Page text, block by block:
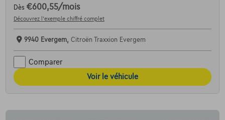
Dès €600,55/mois
Découvrez l’exemple chiffré complet
9940 Evergem, Citroën Traxxion Evergem
Comparer
Voir le véhicule